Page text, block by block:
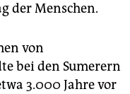
der Menschen.
von
bei den Sumerern
3.000 Jahre vor